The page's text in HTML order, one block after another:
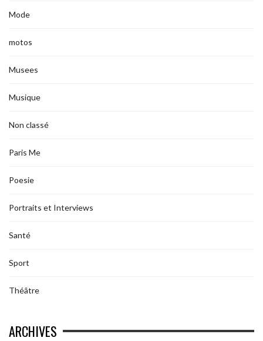
Mode
motos
Musees
Musique
Non classé
Paris Me
Poesie
Portraits et Interviews
Santé
Sport
Théâtre
ARCHIVES